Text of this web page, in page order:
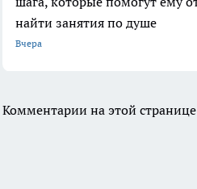
найти занятия по душе
Вчера
Комментарии на этой